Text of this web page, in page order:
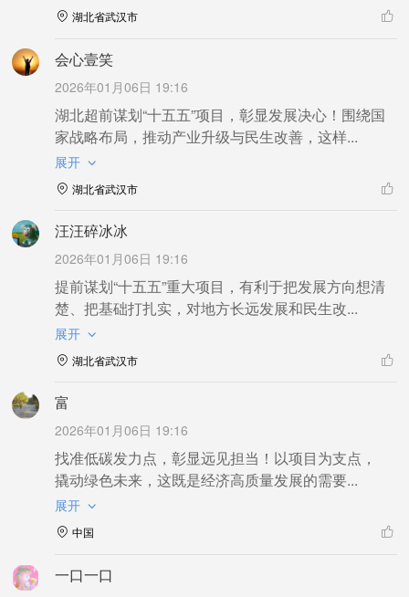
湖北省武汉市
会心壹笑
2026年01月06日 19:16
湖北超前谋划“十五五”项目，彰显发展决心！围绕国
家战略布局，推动产业升级与民生改善，这样...
展开
湖北省武汉市
汪汪碎冰冰
2026年01月06日 19:16
提前谋划“十五五”重大项目，有利于把发展方向想清
楚、把基础打扎实，对地方长远发展和民生改...
展开
湖北省武汉市
富
2026年01月06日 19:16
找准低碳发力点，彰显远见担当！以项目为支点，
撬动绿色未来，这既是经济高质量发展的需要...
展开
中国
一口一口